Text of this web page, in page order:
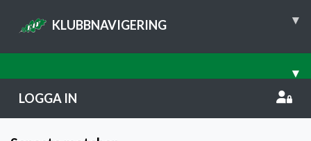
KLUBBNAVIGERING ▾
▾
LOGGA IN